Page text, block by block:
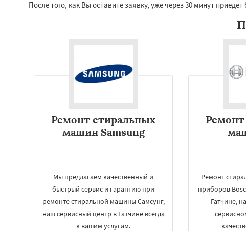
После того, как Вы оставите заявку, уже через 30 минут
Ремонт стиральных
машин Samsung
Мы предлагаем качественный и
быстрый сервис и гарантию при
ремонте стиральной машины Самсунг,
наш сервисный центр в Гатчине всегда
к вашим услугам.
Ремонт
приборов
Гатчине,